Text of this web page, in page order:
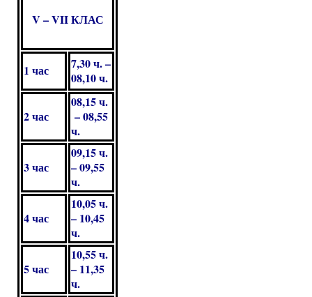
V – VII КЛАС
1 час
7,30 ч. –
08,10 ч.
2 час
08,15 ч.
– 08,55
ч.
3 час
09,15 ч.
– 09,55
ч.
4 час
10,05 ч.
– 10,45
ч.
5 час
10,55 ч.
– 11,35
ч.